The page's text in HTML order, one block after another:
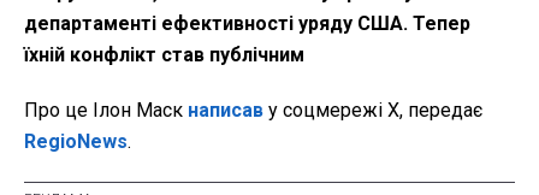
департаменті ефективності уряду США. Тепер
їхній конфлікт став публічним
Про це Ілон Маск написав у соцмережі X, передає
RegioNews.